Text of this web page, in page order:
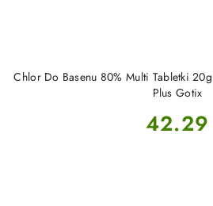
Chlor Do Basenu 80% Multi Tabletki
Plus Gotix
Cena:
42.29